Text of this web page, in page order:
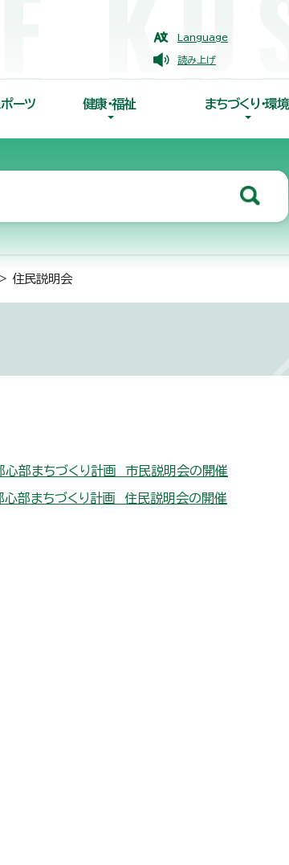
Language
読み上げ
ポーツ 健康・福祉 まちづくり・環境
住民説明会
部まちづくり計画 市民説明会の開催
部まちづくり計画 住民説明会の開催